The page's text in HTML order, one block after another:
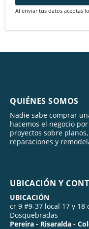
Al enviar tus datos aceptas
QUIÉNES SOMOS
Nadie sabe comprar
hacemos el negocio
proyectos sobre
reparaciones y
UBICACIÓN Y
UBICACIÓN
cr 9 #9-37 local 17 y
Dosquebradas
Pereira - Risaralda -